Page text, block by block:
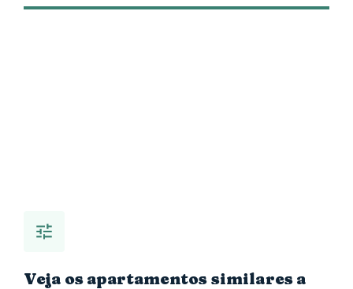
Veja os apartamentos similares a